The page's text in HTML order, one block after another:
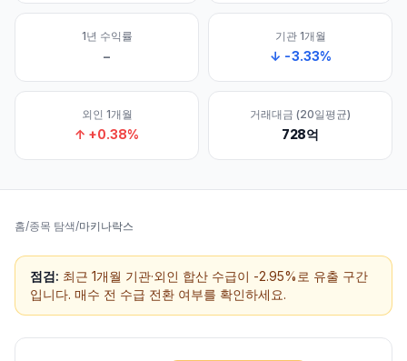
1년 수익률
–
기관 1개월
↓ -3.33%
외인 1개월
↑ +0.38%
거래대금 (20일평균)
728억
홈/종목 탐색/마키나락스
점검: 최근 1개월 기관·외인 합산 수급이 -2.95%로 유출 구간
입니다. 매수 전 수급 전환 여부를 확인하세요.